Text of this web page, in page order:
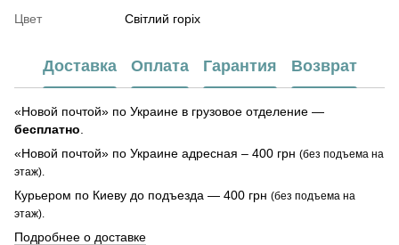
Цвет Світлий горіх
Доставка Оплата Гарантия Возврат
«Новой почтой» по Украине в грузовое отделение —
бесплатно
«Новой почтой» по Украине адресная – 400 грн (без подъема на
этаж).
Курьером по Киеву до подъезда — 400 грн (без подъема на
этаж).
Подробнее о доставке